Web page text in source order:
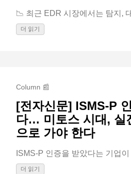
📉 최근 EDR 시장에서는 탐지,
더 읽기
Column 📰
[전자신문] ISMS-P
다… 미토스 시대, 실
으로 가야 한다
ISMS-P 인증을 받았다는 기업
더 읽기